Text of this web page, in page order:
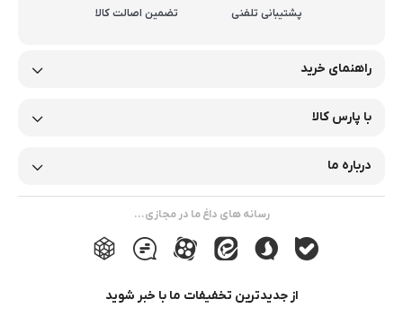
پشتیبانی تلفنی تضمین اصالت کالا
راهنمای خرید
با پارس کالا
درباره ما
رسانه های داغ ما در مجازی...
از جدیدترین تخفیفات ما با خبر شوید